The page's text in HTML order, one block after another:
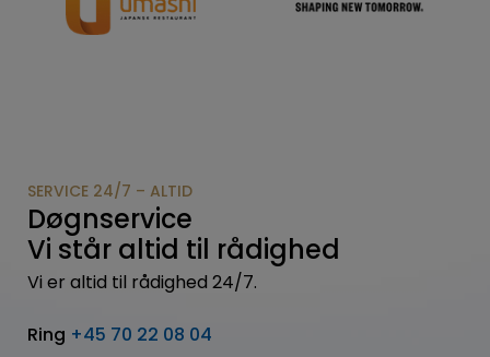
SERVICE 24/7 – ALTID
Døgnservice
Vi står altid til rådighed
Vi er altid til rådighed 24/7.
Ring +45 70 22 08 04